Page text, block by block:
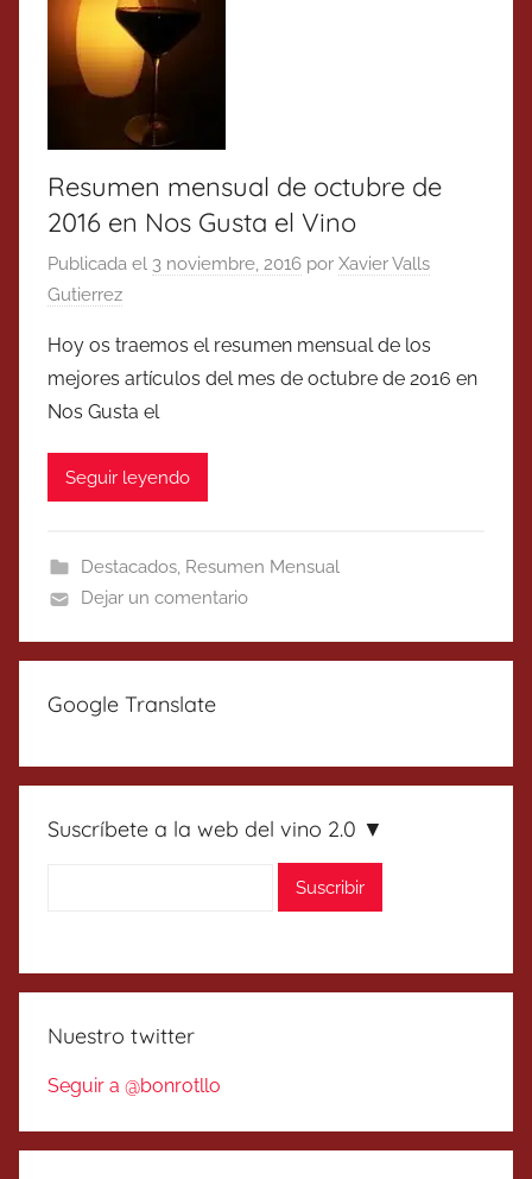
Resumen mensual de octubre de
2016 en Nos Gusta el Vino
Publicada el 3 noviembre, 2016 por Xavier Valls
Gutierrez
Hoy os traemos el resumen mensual de los
mejores artículos del mes de octubre de 2016 en
Nos Gusta el
Seguir leyendo
Destacados, Resumen Mensual
Dejar un comentario
Google Translate
Suscríbete a la web del vino 2.0 ▼
Nuestro twitter
Seguir a @bonrotllo